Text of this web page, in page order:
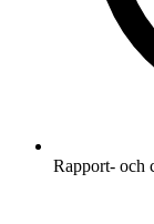
Rapport- och